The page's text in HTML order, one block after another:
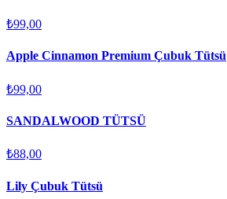
₺99,00
Apple Cinnamon Premium Çubuk Tütsü
₺99,00
SANDALWOOD TÜTSÜ
₺88,00
Lily Çubuk Tütsü